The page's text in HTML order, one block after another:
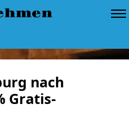
nach
Gratis-